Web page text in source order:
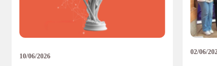
10/06/2026
02/06/